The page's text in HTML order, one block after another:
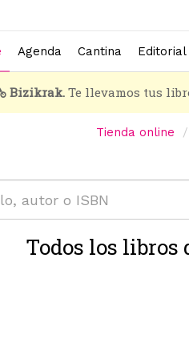
Agenda Cantina Editorial
Bizikrak.Te llevamos tus
Tienda online
Todos los